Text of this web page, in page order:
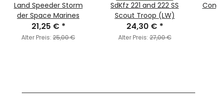
Land Speeder Storm
der Space Marines
21,25 € *
Alter Preis: 25,00 €
SdKfz 221 and 222 SS
Scout Troop (LW)
24,30 € *
Alter Preis:27,00 €